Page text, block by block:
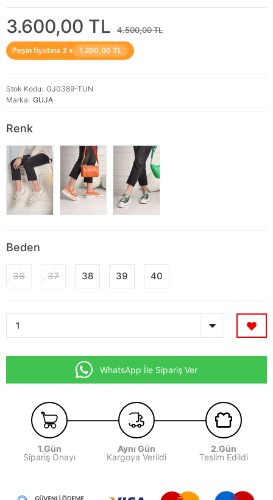
3.600,00 TL 4.500,00 TL
Peşin fiyatına 3 x 1.200,00 TL
Stok Kodu GJ0389-TUN
Marka GUJA
Renk
Beden
36 37 38 39 40
WhatsApp İle Sipariş Ver
1.Gün
Sipariş Onayı
Aynı Gün
Kargoya Verildi
2.Gün
Teslim Edildi